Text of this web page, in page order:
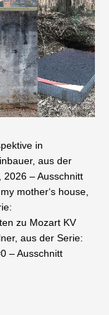
in
aus der
2026 – Ausschnitt
mother‘s house,
zu Mozart KV
aus der Serie:
– Ausschnitt